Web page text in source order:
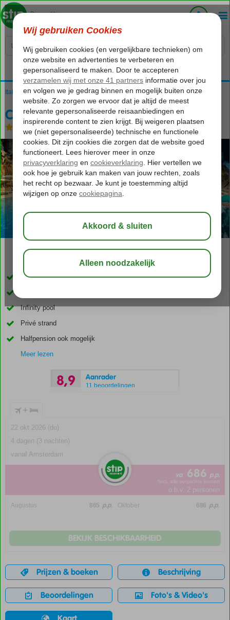
Voelt als thuiskomen...
Italië Sicilië Taormina Capotaormina
Capotaormina
Logies en ontbijt- Hotel
aug 26°C
Prachtige locatie aan de kustlijn van Sicilië
Infinity pool
Privé strand
Halfpension ook mogelijk
Meer lezen
8,9 Aanrader
11 beoordelingen
+
22 okt 2026 (do)
4 dagen (3 nachten)
vanaf Amsterdam
va 686 p.p.
*incl. alle verplichte kosten
o.b.v. 2 personen
Augustus 865 p.p. Oktober 686 p.p.
BEKIJK BESCHIKBAARHEID
Prijzen & boeken Beschrijving
Beoordelingen Foto's & Video's